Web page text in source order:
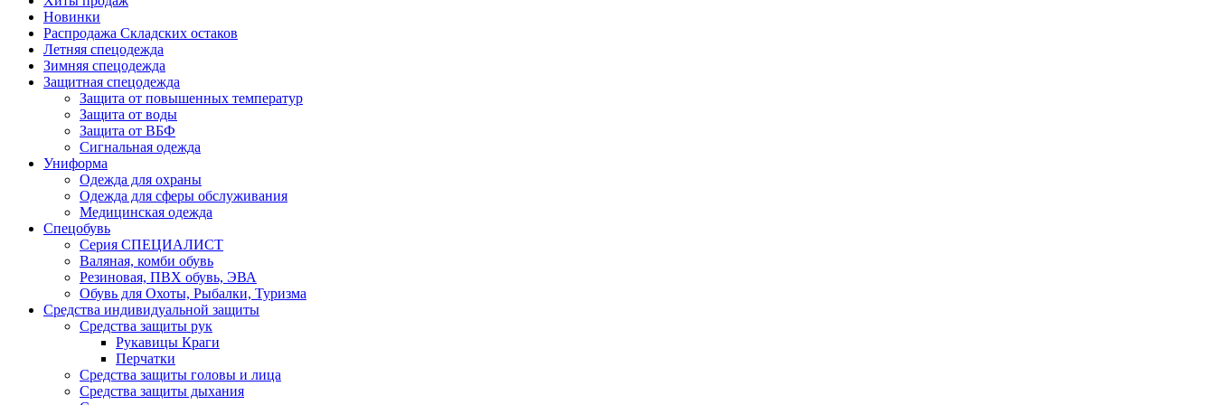
Новинки
Распродажа Складских остаков
Летняя спецодежда
Зимняя спецодежда
Защитная спецодежда
Защита от повышенных температур
Защита от воды
Защита от ВБФ
Сигнальная одежда
Униформа
Одежда для охраны
Одежда для сферы обслуживания
Медицинская одежда
Спецобувь
Серия СПЕЦИАЛИСТ
Валяная, комби обувь
Резиновая, ПВХ обувь, ЭВА
Обувь для Охоты, Рыбалки, Туризма
Средства индивидуальной защиты
Средства защиты рук
Рукавицы Краги
Перчатки
Средства защиты головы и лица
Средства защиты дыхания